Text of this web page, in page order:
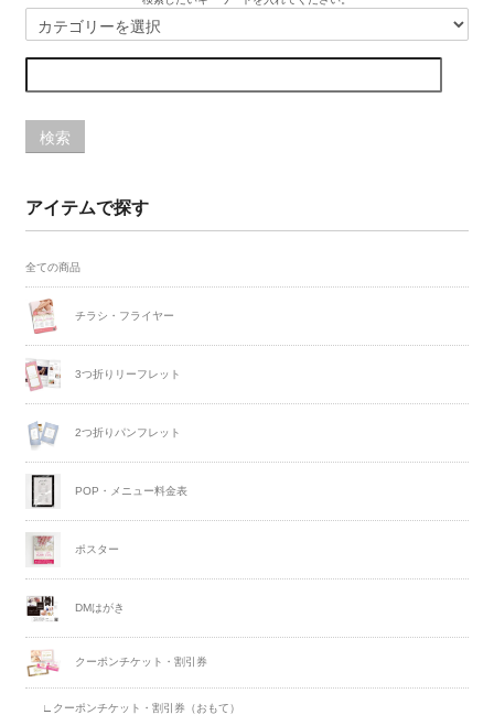
検索
アイテムで探す
全ての商品
チラシ・フライヤー
3つ折りリーフレット
2つ折りパンフレット
POP・メニュー料金表
ポスター
DMはがき
クーポンチケット・割引券
∟クーポンチケット・割引券（おもて）